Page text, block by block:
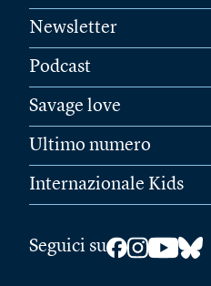
Newsletter
Podcast
Savage love
Ultimo numero
Internazionale Kids
Seguici su